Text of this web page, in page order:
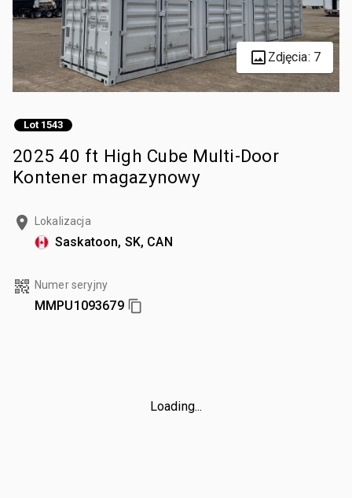
Zdjęcia: 7
Lot 1543
2025 40 ft High Cube Multi-Door
Kontener magazynowy
Lokalizacja
Saskatoon, SK, CAN
Numer seryjny
MMPU1093679
Loading...